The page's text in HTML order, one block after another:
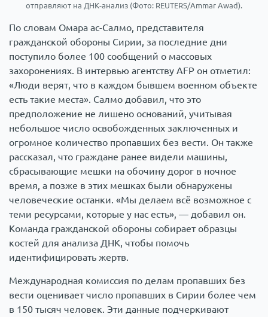
отправляют на ДНК-анализ (Фото: REUTERS/Ammar Awad).
По словам Омара ас-Салмо, представителя
гражданской обороны Сирии, за последние дни
поступило более 100 сообщений о массовых
захоронениях. В интервью агентству AFP он отметил:
«Люди верят, что в каждом бывшем военном объекте
есть такие места». Салмо добавил, что это
предположение не лишено оснований, учитывая
небольшое число освобожденных заключенных и
огромное количество пропавших без вести. Он также
рассказал, что граждане ранее видели машины,
сбрасывающие мешки на обочину дорог в ночное
время, а позже в этих мешках были обнаружены
человеческие останки. «Мы делаем всё возможное с
теми ресурсами, которые у нас есть», — добавил он.
Команда гражданской обороны собирает образцы
костей для анализа ДНК, чтобы помочь
идентифицировать жертв.
Международная комиссия по делам пропавших без
вести оценивает число пропавших в Сирии более чем
в 150 тысяч человек. Эти данные подчеркивают